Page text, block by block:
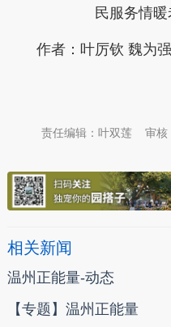
民服务情
作者：叶厉钦 魏为强
审核
责任编辑：叶双莲
相关新闻
温州正能量-动态
【专题】温州正能量